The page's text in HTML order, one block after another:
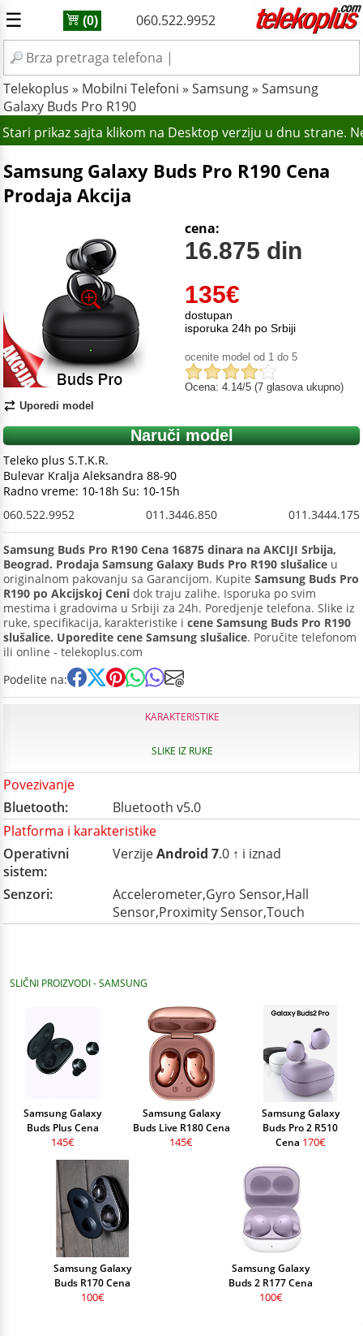
☰ (0) 060.522.9952
Telekoplus » Mobilni Telefoni » Samsung» Samsung
Galaxy Buds Pro R190
prikaz sajta klikom na Desktop verziju u dnu strane.
Samsung Galaxy Buds Pro R190 Cena
Prodaja Akcija
Uporedi model
135€
cena:
16.875 din
dostupan
isporuka 24h po Srbiji
ocenite model od 1 do 5
Ocena: 4.14/5 (7 glasova ukupno)
Naruči model
Teleko plus S.T.K.R.
Bulevar Kralja Aleksandra 88-90
Radno vreme: 10-18h Su: 10-15h
060.522.9952
011.3446.850 011.3444.175
Samsung Buds Pro R190 Cena 16875 dinara na AKCIJI Srbija,
Beograd. Prodaja Samsung Galaxy Buds Pro R190 slušalice u
originalnom pakovanju sa Garancijom. Kupite Samsung Buds Pro
R190 po Akcijskoj Ceni dok traju zalihe. Isporuka po svim
mestima i gradovima u Srbiji za 24h. Poredjenje telefona. Slike iz
ruke, specifikacija, karakteristike i cene Samsung Buds Pro R190
slušalice. Uporedite cene Samsung slušalice. Poručite telefonom
ili online - telekoplus.com
Podelite na:
KARAKTERISTIKE
SLIKE IZ RUKE
Povezivanje
Bluetooth:
Bluetooth v5.0
Platforma i karakteristike
Operativni
sistem:
VerzijeAndroid 7.0 ↑ i iznad
Senzori:
Accelerometer,Gyro Sensor,Hall
Sensor,Proximity Sensor,Touch
SLIČNI PROIZVODI - SAMSUNG
Samsung Galaxy
Buds Plus Cena
145€
Samsung Galaxy
Buds Live R180 Cena
145€
Samsung Galaxy
Buds Pro 2 R510
Cena 170€
Samsung Galaxy
Buds R170 Cena
100€
Samsung Galaxy
Buds 2 R177 Cena
100€